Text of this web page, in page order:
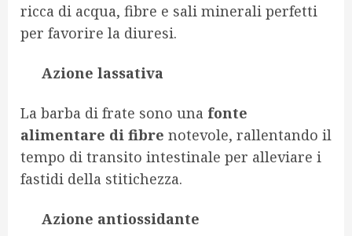
ricca di acqua, fibre e sali minerali perfetti
per favorire la diuresi.
Azione lassativa
La barba di frate sono una fonte
alimentare di fibre notevole, rallentando il
tempo di transito intestinale per alleviare i
fastidi della stitichezza.
Azione antiossidante